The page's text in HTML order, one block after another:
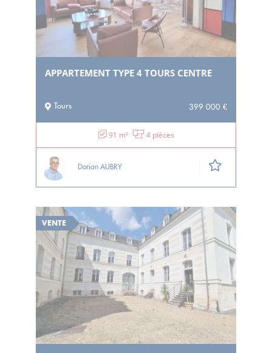
APPARTEMENT TYPE 4 TOURS CENTRE
Tours 399 000 €
91 m² 4 pièces
Dorian AUBRY
VENTE